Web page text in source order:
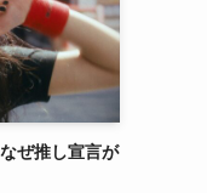
ぜ推し宣言が